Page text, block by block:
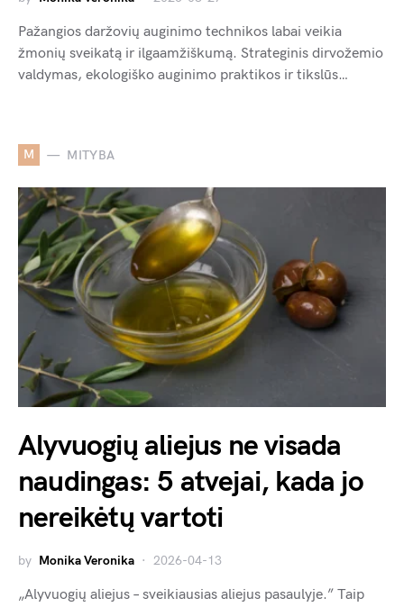
Pažangios daržovių auginimo technikos labai veikia
žmonių sveikatą ir ilgaamžiškumą. Strateginis dirvožemio
valdymas, ekologiško auginimo praktikos ir tikslūs…
M MITYBA
Alyvuogių aliejus ne visada
naudingas: 5 atvejai, kada jo
nereikėtų vartoti
by Monika Veronika 2026-04-13
„Alyvuogių aliejus – sveikiausias aliejus pasaulyje.” Taip